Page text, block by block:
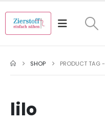
SHOP PRODUCT TAG -
lilo